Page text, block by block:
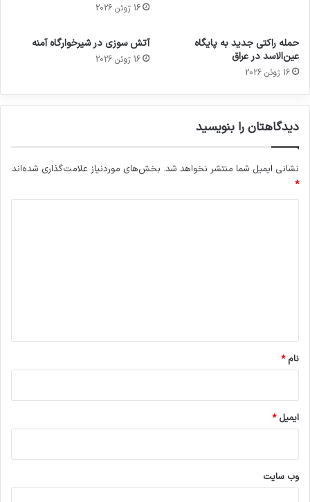
16 ژوئن 2026
حمله راکتی جدید به پایگاه
عین‌الاسد در عراق
16 ژوئن 2026
آتش سوزی در شیرخوارگاه آمنه
16 ژوئن 2026
دیدگاهتان را بنویسید
نشانی ایمیل شما منتشر نخواهد شد. بخش‌های موردنیاز علامت‌گذاری شده‌اند
*
نام*
ایمیل*
وب‌ سایت